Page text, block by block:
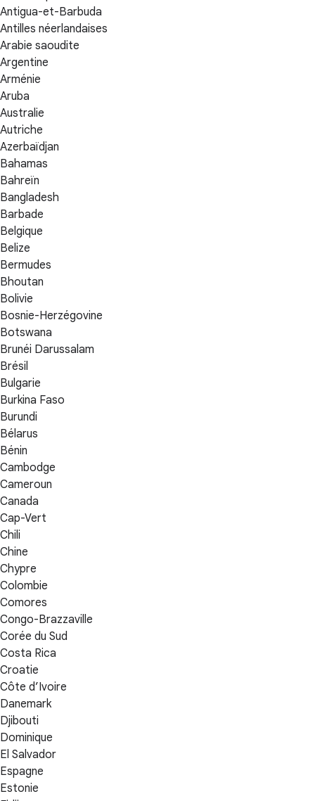
Antigua-et-Barbuda
Antilles néerlandaises
Arabie saoudite
Argentine
Arménie
Aruba
Australie
Autriche
Azerbaïdjan
Bahamas
Bahreïn
Bangladesh
Barbade
Belgique
Belize
Bermudes
Bhoutan
Bolivie
Bosnie-Herzégovine
Botswana
Brunéi Darussalam
Brésil
Bulgarie
Burkina Faso
Burundi
Bélarus
Bénin
Cambodge
Cameroun
Canada
Cap-Vert
Chili
Chine
Chypre
Colombie
Comores
Congo-Brazzaville
Corée du Sud
Costa Rica
Croatie
Côte d’Ivoire
Danemark
Djibouti
Dominique
El Salvador
Espagne
Estonie